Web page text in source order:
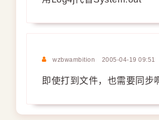
wzbwambition 2005-04-19 09:51
即使打到文件，也需要同步